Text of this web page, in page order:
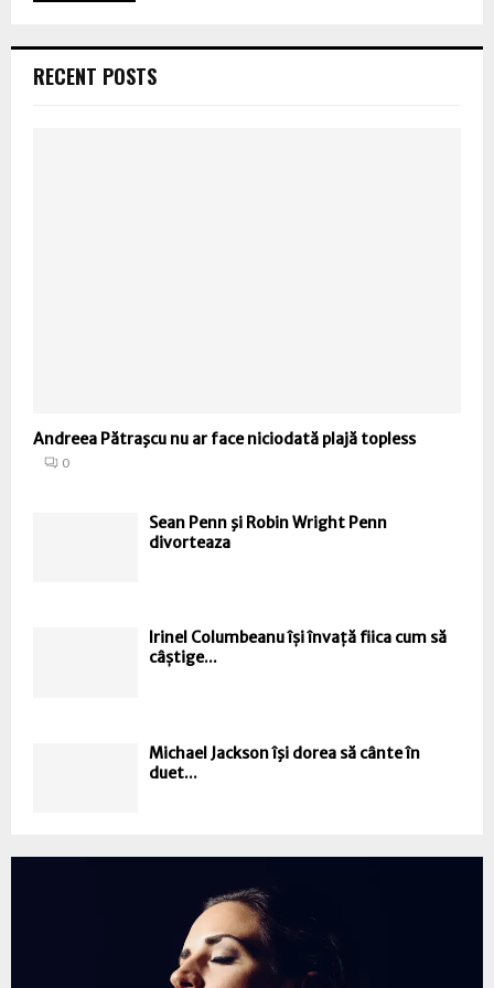
RECENT POSTS
Andreea Pătraşcu nu ar face niciodată plajă topless
0
Sean Penn şi Robin Wright Penn
divorteaza
Irinel Columbeanu își învață fiica cum să
câștige...
Michael Jackson îşi dorea să cânte în
duet...